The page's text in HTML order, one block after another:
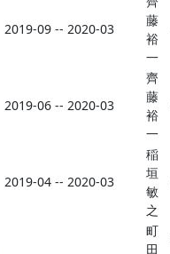
2019-09 -- 2020-03
藤
裕
一
2019-06 -- 2020-03
齊
藤
裕
一
2019-04 -- 2020-03
稲
垣
敏
之
町
田